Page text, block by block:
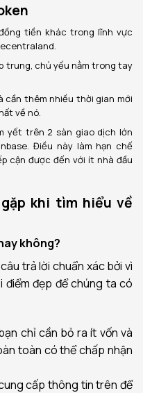
tiền khác trong lĩnh vực
trung, chủ yếu nằm trong tay
cần thêm nhiều thời gian mới
về nó.
yết trên 2 sàn giao dịch lớn
Điều này làm hạn chế
cận được đến với ít nhà đầu
khi tìm hiểu về
không?
trả lời chuẩn xác bởi vì
đẹp để chúng ta có
chỉ cần bỏ ra ít vốn và
toàn có thể chấp nhận
cấp thông tin trên để